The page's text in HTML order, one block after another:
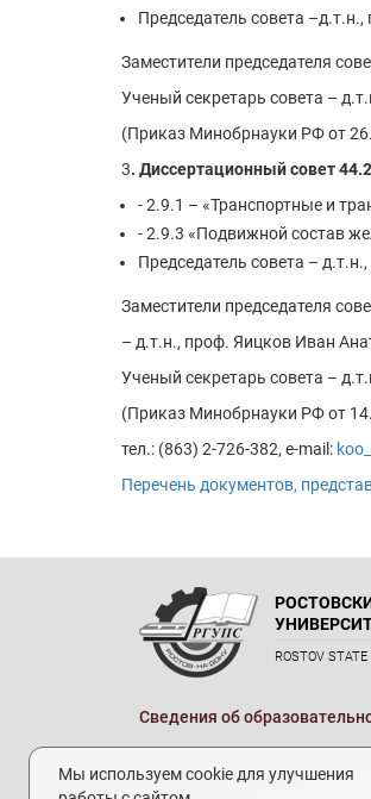
Председатель совета
Заместители председателя
Ученый секретарь совета –
(Приказ Минобрнауки РФ от
3. Диссертационный совет
- 2.9.1 – «Транспортные и
- 2.9.3 «Подвижной состав
Председатель совета –
Заместители председателя
– д.т.н., проф. Яицков Иван
Ученый секретарь совета –
(Приказ Минобрнауки РФ от
тел.: (863) 2-726-382, e-mail:
Перечень документов,
ROSTOV
Сведения об
Реквизиты
Электронная почта
Мы используем cookie для улучшения